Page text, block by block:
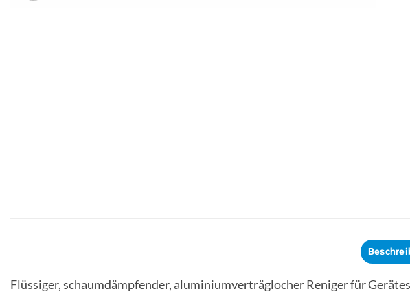
Flüssiger, schaumdämpfender, aluminiumverträglocher Reniger für